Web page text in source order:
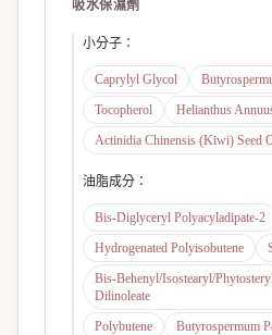
吸水保濕劑
小分子 ：
Caprylyl Glycol
Tocopherol
Helianthus
Actinidia Chinensis (Kiwi) Seed
油脂成分 ：
Bis-Diglyceryl Polyacyladipate-2
Hydrogenated Polyisobutene
Bis-Behenyl/Isostearyl/
Dilinoleate
Polybutene
Butyrospermum